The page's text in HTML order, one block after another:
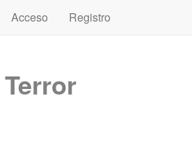
Acceso
Registro
Terror